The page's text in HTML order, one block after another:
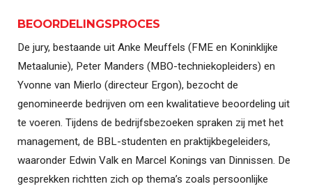
BEOORDELINGSPROCES
De jury, bestaande uit Anke Meuffels (FME en Koninklijke
Metaalunie), Peter Manders (MBO-techniekopleiders) en
Yvonne van Mierlo (directeur Ergon), bezocht de
genomineerde bedrijven om een kwalitatieve beoordeling uit
te voeren. Tijdens de bedrijfsbezoeken spraken zij met het
management, de BBL-studenten en praktijkbegeleiders,
waaronder Edwin Valk en Marcel Konings van Dinnissen. De
gesprekken richtten zich op thema’s zoals persoonlijke